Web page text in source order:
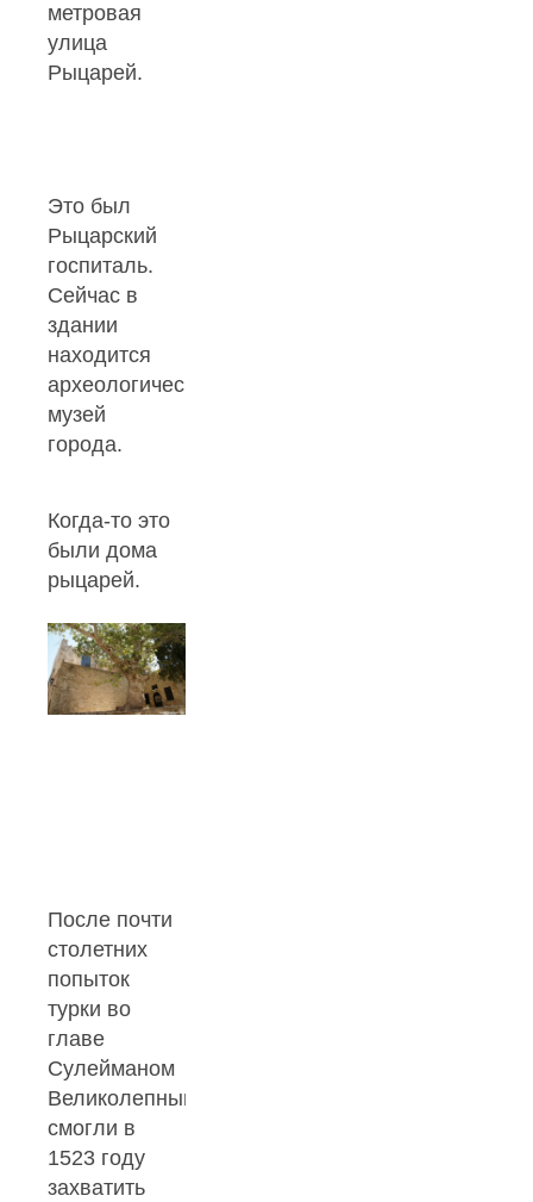
метровая
улица
Рыцарей.
Это был
Рыцарский
госпиталь.
Сейчас в
здании
находится
археологический
музей
города.
Когда-то это
были дома
рыцарей.
После почти
столетних
попыток
турки во
главе
Сулейманом
Великолепным
смогли в
1523 году
захватить